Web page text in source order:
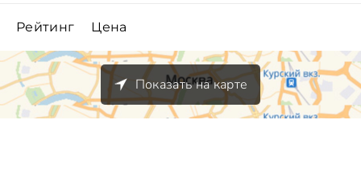
Рейтинг Цена
Показать на карте